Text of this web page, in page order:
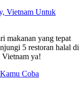
Vietnam Untuk
makanan yang tepat
5 restoran halal di
ya!
Coba